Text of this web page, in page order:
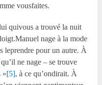
vousfaites.
quivous a trouvé la nuit
nage à la mode
leprendre pour un autre. À
ne nage – se trouve
»[5], à ce qu’ondirait. À